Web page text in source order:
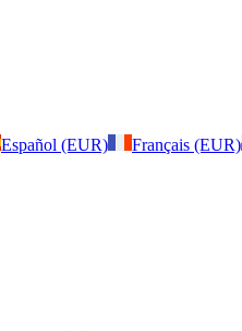
Español (EUR) Français (EUR)